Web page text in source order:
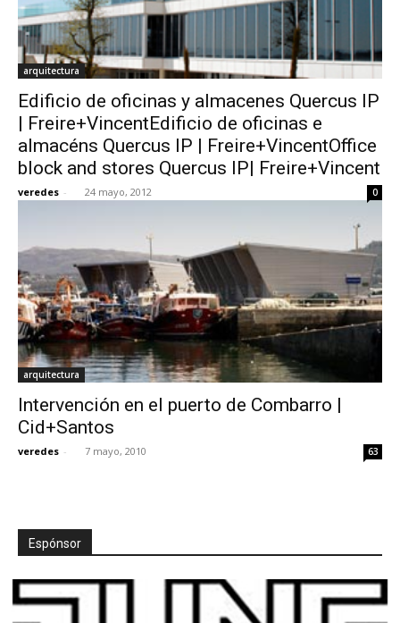
arquitectura
Edificio de oficinas y almacenes Quercus IP
| Freire+VincentEdificio de oficinas e
almacéns Quercus IP | Freire+VincentOffice
block and stores Quercus IP| Freire+Vincent
veredes - 24 mayo, 2012 0
arquitectura
Intervención en el puerto de Combarro |
Cid+Santos
veredes - 7 mayo, 2010 63
Espónsor